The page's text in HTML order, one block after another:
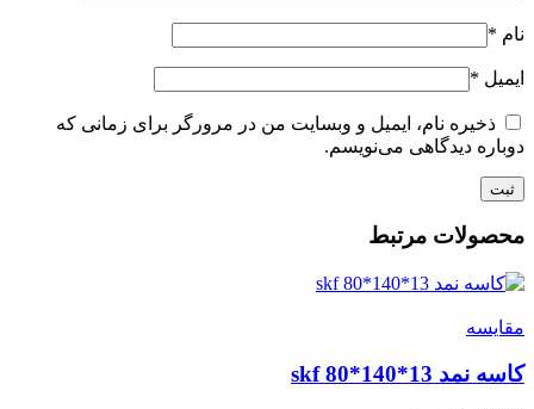
نام *
ایمیل *
ذخیره نام، ایمیل و وبسایت من در مرورگر برای زمانی که
دوباره دیدگاهی می‌نویسم.
محصولات مرتبط
مقايسه
کاسه نمد skf 80*140*13